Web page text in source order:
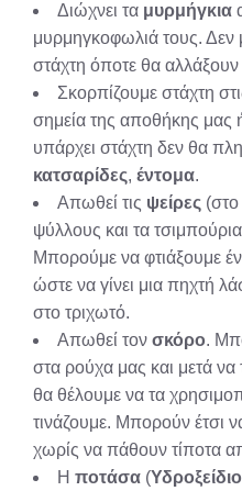
Διώχνει τα μυρμήγκια
μυρμηγκοφωλιά τους. Δεν
στάχτη όποτε θα
Σκορπίζουμε στάχτη
σημεία της αποθήκης μας
υπάρχει στάχτη δεν θα
κατσαρίδες, έντομα.
Απωθεί τις ψείρες (στο
ψύλλους και τα
Μπορούμε να φτιάξουμε
ώστε να γίνει μια πηχτή
στο τριχωτό.
Απωθεί τον σκόρο.
στα ρούχα μας και μετά
θα θέλουμε να τα
τινάζουμε. Μπορούν έτσι
χωρίς να πάθουν τίποτα
Η ποτάσα (